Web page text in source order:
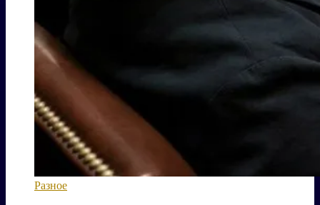
Разное